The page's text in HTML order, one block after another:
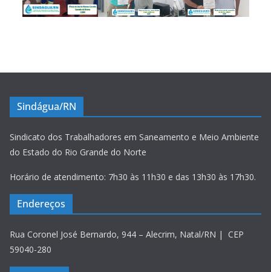
Sindágua/RN
Sindicato dos Trabalhadores em Saneamento e Meio Ambiente
do Estado do Rio Grande do Norte
Horário de atendimento: 7h30 às 11h30 e das 13h30 às 17h30.
Endereços
Rua Coronel José Bernardo, 944 – Alecrim, Natal/RN | CEP
59040-280